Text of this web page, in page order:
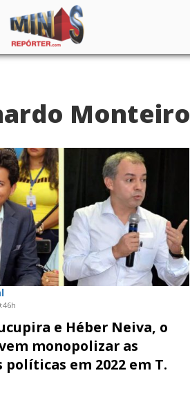
Monteiro
e Héber Neiva, o
monopolizar as
políticas em 2022 em T.